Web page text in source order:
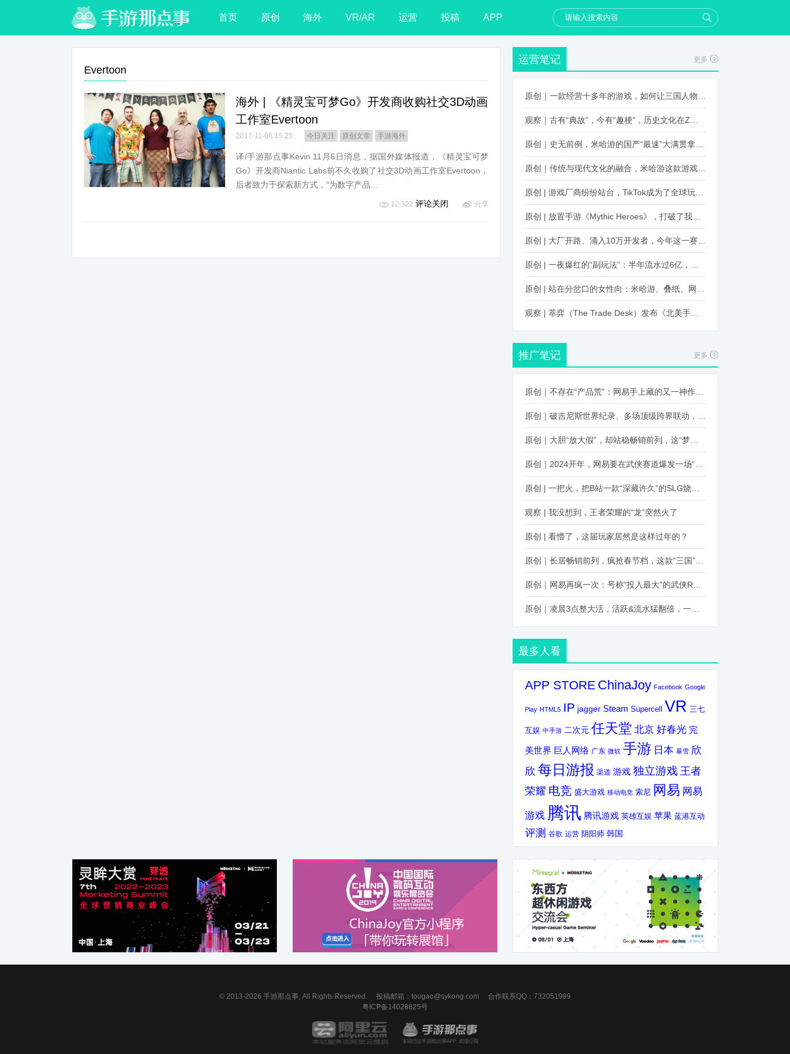
首页 原创 海外 VR/AR 运营 投稿 APP
Evertoon
海外 | 《精灵宝可梦Go》开发商收购社交3D动画
工作室Evertoon
2017-11-06 15:25 今日关注 原创文章 手游海外
译/手游那点事Kevin 11月6日消息，据国外媒体报道，《精灵宝可梦
Go》开发商Niantic Labs前不久收购了社交3D动画工作室Evertoon，
后者致力于探索新方式，“为数字产品...
12,322 评论关闭 分享
运营笔记 更多
推广笔记 更多
观察 | 我没想到，王者荣耀的“龙”突然火了
原创 | 看懵了，这届玩家居然是这样过年的？
最多人看
APP STORE ChinaJoy Facebook Google
Play HTML5 IP jagger Steam Supercell VR 三七
互娱 中手游 二次元 任天堂 北京 好春光 完
美世界 巨人网络 广东 微软 手游 日本 暴雪 欣
欣 每日游报 渠道 游戏 独立游戏 王者
荣耀 电竞 盛大游戏 移动电竞 索尼 网易 网易
游戏 腾讯 腾讯游戏 英雄互娱 苹果 蓝港互动
评测 谷歌 运营 阴阳师 韩国
© 2013-2026 手游那点事, All Rights Reserved. 投稿邮箱： tougao@sykong.com 合作联系QQ：732051989
粤ICP备14028825号